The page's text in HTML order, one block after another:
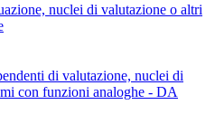
nuclei di valutazione o altri
di valutazione, nuclei di
con funzioni analoghe - DA